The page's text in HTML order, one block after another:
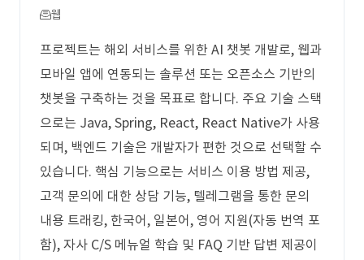
웹
프로젝트는 해외 서비스를 위한 AI 챗봇 개발로, 웹과
모바일 앱에 연동되는 솔루션 또는 오픈소스 기반의
챗봇을 구축하는 것을 목표로 합니다. 주요 기술 스택
으로는 Java, Spring, React, React Native가 사용
되며, 백엔드 기술은 개발자가 편한 것으로 선택할 수
있습니다. 핵심 기능으로는 서비스 이용 방법 제공,
고객 문의에 대한 상담 기능, 텔레그램을 통한 문의
내용 트래킹, 한국어, 일본어, 영어 지원(자동 번역 포
함), 자사 C/S 메뉴얼 학습 및 FAQ 기반 답변 제공이